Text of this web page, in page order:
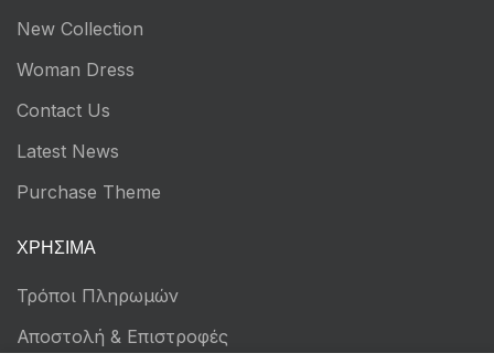
New Collection
Woman Dress
Contact Us
Latest News
Purchase Theme
ΧΡΉΣΙΜΑ
Τρόποι Πληρωμών
Αποστολή & Επιστροφές